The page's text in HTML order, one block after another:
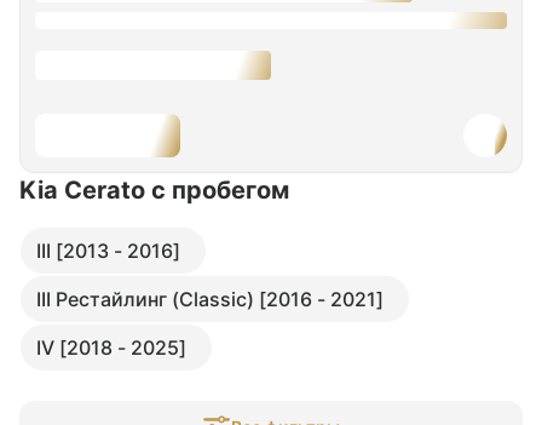
Kia Cerato с пробегом
III [2013 - 2016]
III Рестайлинг (Classic) [2016 - 2021]
IV [2018 - 2025]